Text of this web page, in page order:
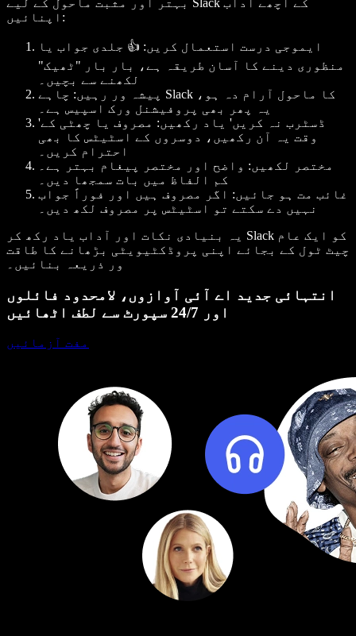
بہتر اور مثبت ماحول کے لیے Slack کے اچھے آداب
اپنائیں:
ایموجی درست استعمال کریں: 👍 جلدی جواب یا
منظوری دینے کا آسان طریقہ ہے، بار بار "ٹھیک"
لکھنے سے بچیں۔
پیشہ ور رہیں: چاہے Slack کا ماحول آرام دہ ہو،
یہ پھر بھی پروفیشنل ورک اسپیس ہے۔
'ڈسٹرب نہ کریں' یاد رکھیں: مصروف یا چھٹی کے
وقت یہ آن رکھیں، دوسروں کے اسٹیٹس کا بھی
احترام کریں۔
مختصر لکھیں: واضح اور مختصر پیغام بہتر ہے۔
کم الفاظ میں بات سمجھا دیں۔
غائب مت ہو جائیں: اگر مصروف ہیں اور فوراً جواب
نہیں دے سکتے تو اسٹیٹس پر مصروف لکھ دیں۔
یہ بنیادی نکات اور آداب یاد رکھ کر Slack کو ایک عام
چیٹ ٹول کے بجائے اپنی پروڈکٹیویٹی بڑھانے کا طاقت
ور ذریعہ بنائیں۔
انتہائی جدید اے آئی آوازوں، لامحدود فائلوں
اور 24/7 سپورٹ سے لطف اٹھائیں
مفت آزمائیں